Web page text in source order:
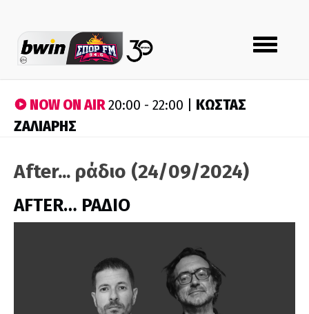
Toggle
navigation
NOW ON AIR20:00 - 22:00 | ΚΩΣΤΑΣ
ΖΑΛΙΑΡΗΣ
After... ράδιο (24/09/2024)
AFTER… ΡΑΔΙΟ